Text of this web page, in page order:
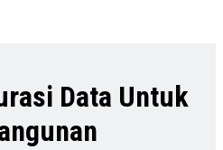
Data Untuk